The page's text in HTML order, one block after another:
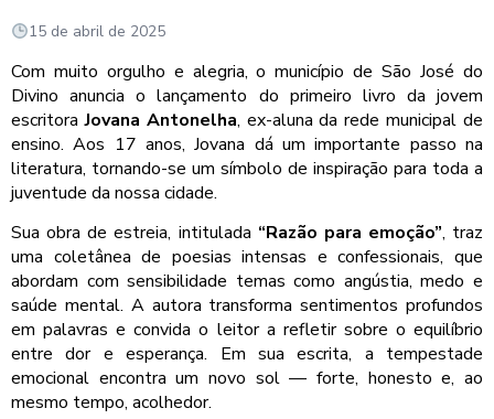
15 de abril de 2025
Com muito orgulho e alegria, o município de São José do
Divino anuncia o lançamento do primeiro livro da jovem
escritoraJovana Antonelha, ex-aluna da rede municipal de
ensino. Aos 17 anos, Jovana dá um importante passo na
literatura, tornando-se um símbolo de inspiração para toda a
juventude da nossa cidade.
Sua obra de estreia, intitulada “Razão para emoção”, traz
uma coletânea de poesias intensas e confessionais, que
abordam com sensibilidade temas como angústia, medo e
saúde mental. A autora transforma sentimentos profundos
em palavras e convida o leitor a refletir sobre o equilíbrio
entre dor e esperança. Em sua escrita, a tempestade
emocional encontra um novo sol — forte, honesto e, ao
mesmo tempo, acolhedor.